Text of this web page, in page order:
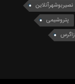
نصیربوشهرآنلاین
پتروشیمی